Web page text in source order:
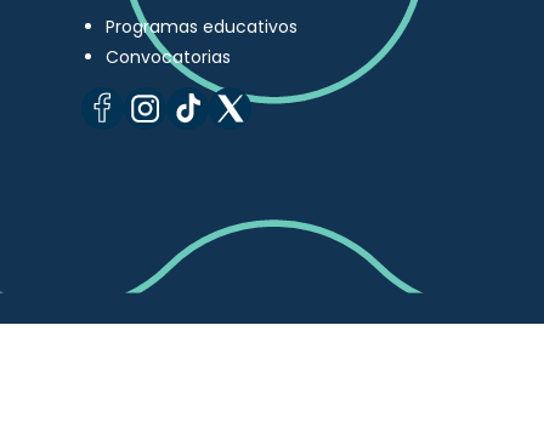
Programas educativos
Convocatorias